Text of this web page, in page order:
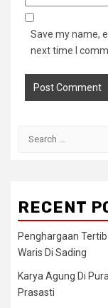
Save my name,
next time I
RECENT
Penghargaan
Waris Di Sading
Karya Agung Di
Prasasti